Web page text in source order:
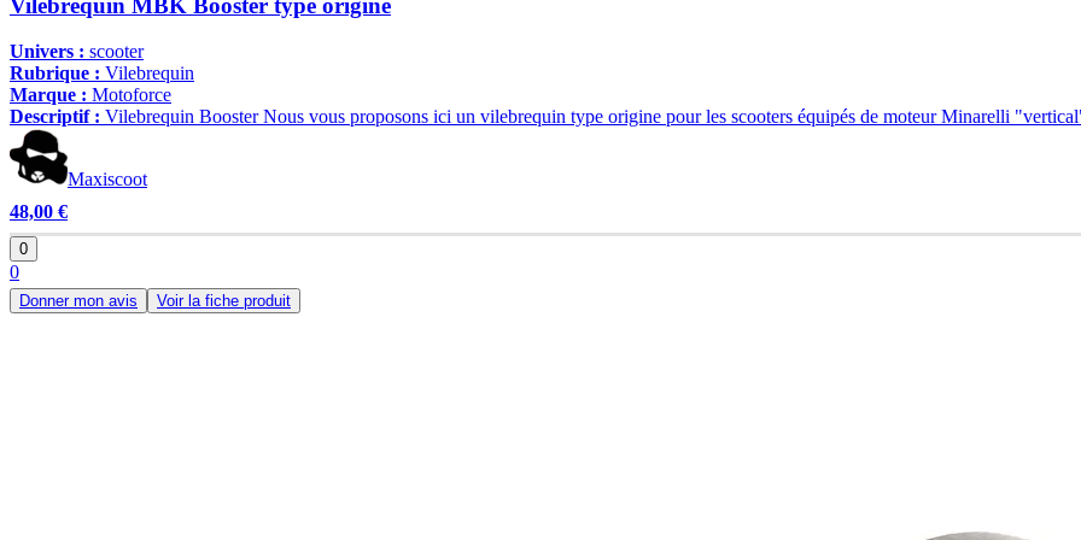
Univers : scooter
Rubrique : Vilebrequin
Marque : Motoforce
Descriptif : Vilebrequin Booster Nous vous proposons ici un vilebrequin type origine pour les scooters équipés de moteur Minarelli
Maxiscoot
48,00 €
0
0
Donner mon avis Voir la fiche produit